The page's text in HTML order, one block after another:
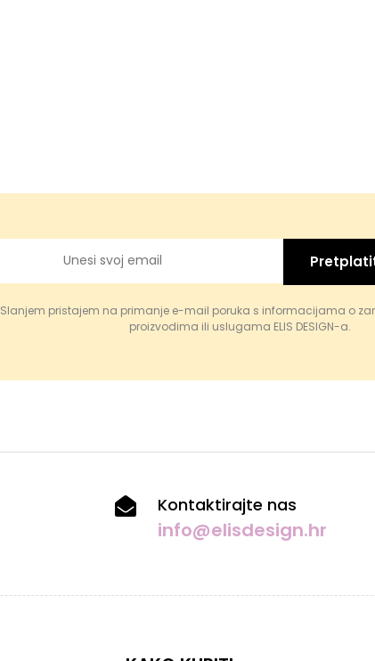
Slanjem pristajem na primanje e-mail poruka s informacijama o
proizvodima ili uslugama ELIS DESIGN-a.
Kontaktirajte nas
info@elisdesign.hr